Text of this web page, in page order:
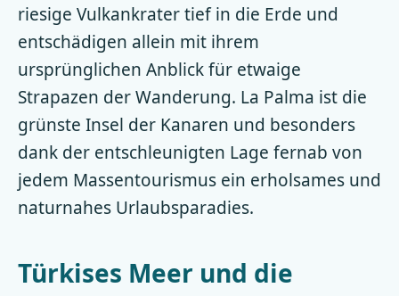
riesige Vulkankrater tief in die Erde und
entschädigen allein mit ihrem
ursprünglichen Anblick für etwaige
Strapazen der Wanderung. La Palma ist die
grünste Insel der Kanaren und besonders
dank der entschleunigten Lage fernab von
jedem Massentourismus ein erholsames und
naturnahes Urlaubsparadies.
Türkises Meer und die